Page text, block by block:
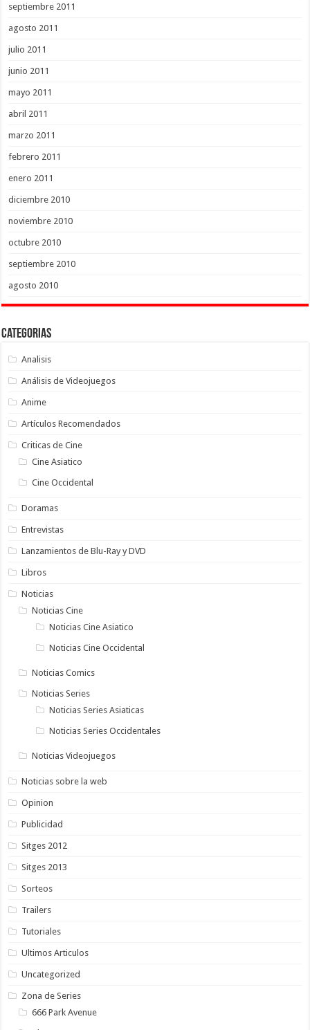
septiembre 2011
agosto 2011
julio 2011
junio 2011
mayo 2011
abril 2011
marzo 2011
febrero 2011
enero 2011
diciembre 2010
noviembre 2010
octubre 2010
septiembre 2010
agosto 2010
Categorias
Analisis
Análisis de Videojuegos
Anime
Artículos Recomendados
Criticas de Cine
Cine Asiatico
Cine Occidental
Doramas
Entrevistas
Lanzamientos de Blu-Ray y DVD
Libros
Noticias
Noticias Cine
Noticias Cine Asiatico
Noticias Cine Occidental
Noticias Comics
Noticias Series
Noticias Series Asiaticas
Noticias Series Occidentales
Noticias Videojuegos
Noticias sobre la web
Opinion
Publicidad
Sitges 2012
Sitges 2013
Sorteos
Trailers
Tutoriales
Ultimos Articulos
Uncategorized
Zona de Series
666 Park Avenue